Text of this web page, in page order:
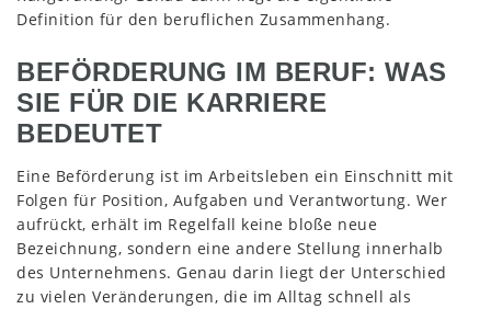
Definition für den beruflichen Zusammenhang.
BEFÖRDERUNG IM BERUF: WAS
SIE FÜR DIE KARRIERE
BEDEUTET
Eine Beförderung ist im Arbeitsleben ein Einschnitt mit
Folgen für Position, Aufgaben und Verantwortung. Wer
aufrückt, erhält im Regelfall keine bloße neue
Bezeichnung, sondern eine andere Stellung innerhalb
des Unternehmens. Genau darin liegt der Unterschied
zu vielen Veränderungen, die im Alltag schnell als